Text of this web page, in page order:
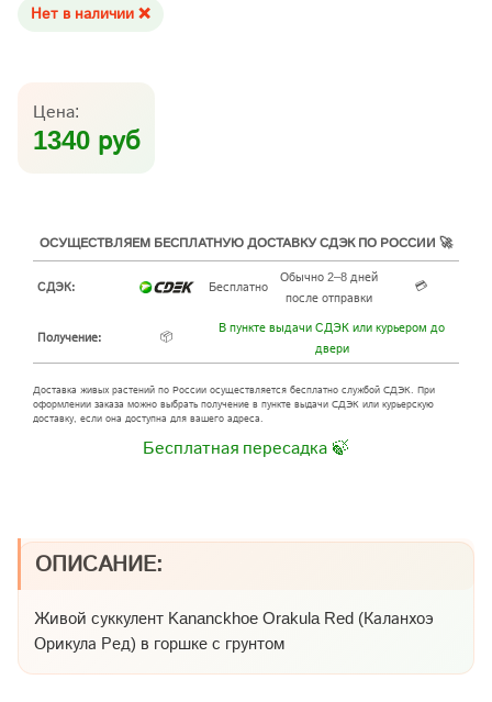
Нет в наличии ❌
Цена:
1340 руб
ОСУЩЕСТВЛЯЕМ БЕСПЛАТНУЮ ДОСТАВКУ СДЭК ПО РОССИИ 🚀
СДЭК: Бесплатно
Обычно 2–8 дней
после отправки
💳
Получение: 📦
В пункте выдачи СДЭК или курьером до
двери
Доставка живых растений по России осуществляется бесплатно службой СДЭК. При
оформлении заказа можно выбрать получение в пункте выдачи СДЭК или курьерскую
доставку, если она доступна для вашего адреса.
Бесплатная пересадка 🍃
ОПИСАНИЕ:
Живой суккулент Kananckhoe Orakula Red (Каланхоэ
Орикула Ред) в горшке с грунтом